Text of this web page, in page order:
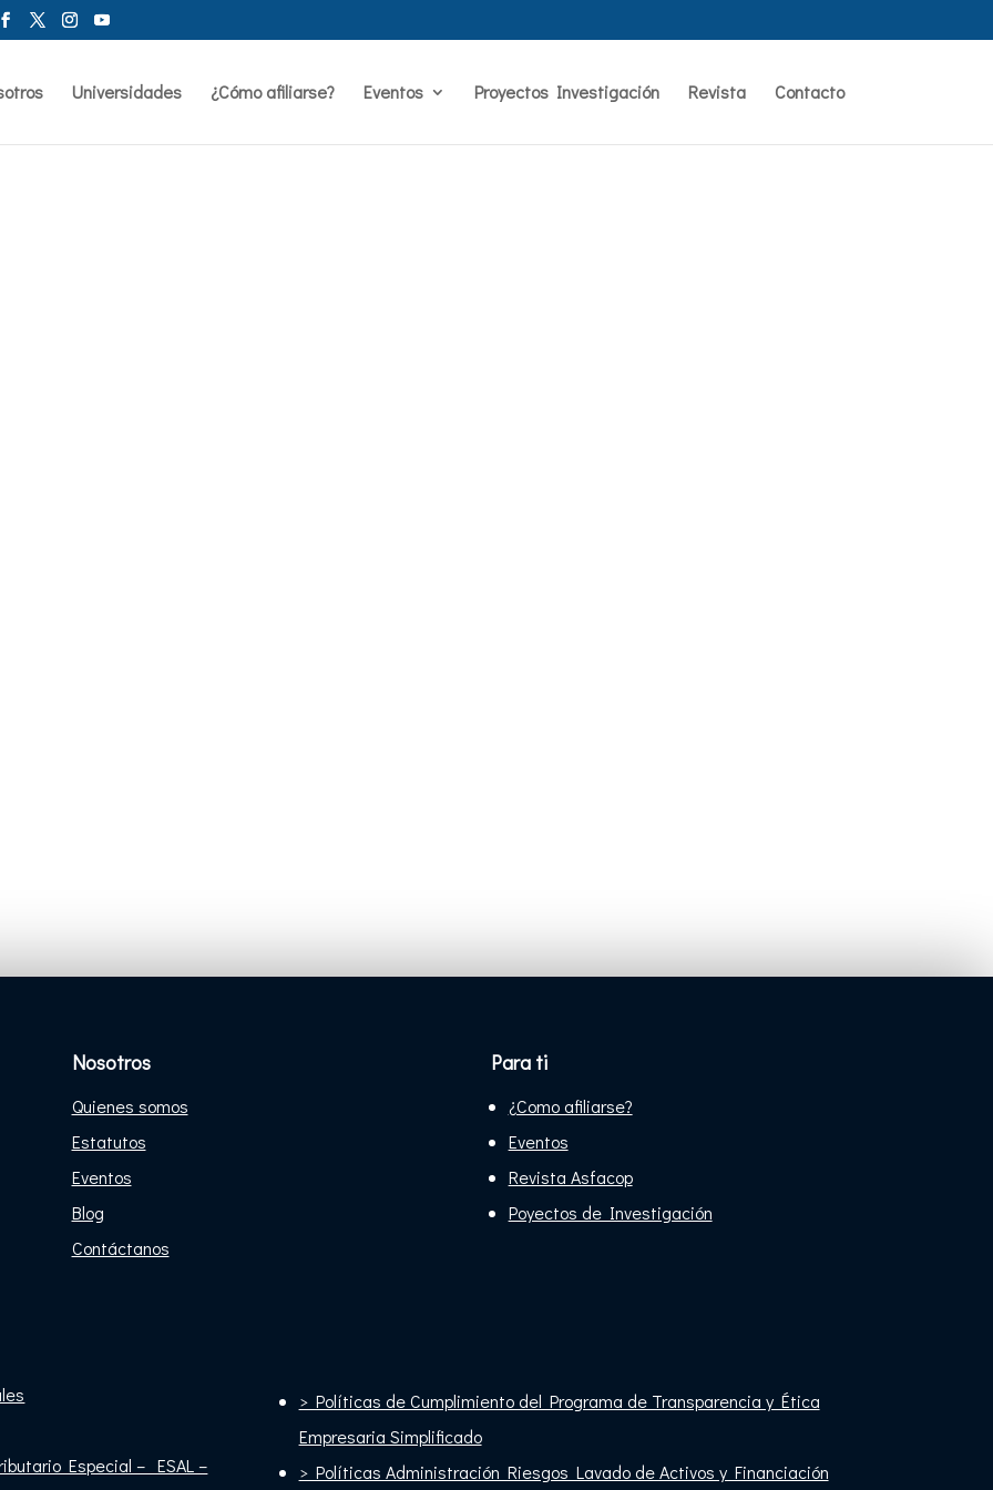
Universidades ¿Cómo afiliarse? Eventos Proyectos Investigación Revista Contacto
Nosotros
Quienes somos
Estatutos
Eventos
Blog
Contáctanos
Para ti
¿Como afiliarse?
Eventos
Revista Asfacop
Poyectos de Investigación
Especial – ESAL –
> Políticas de Cumplimiento del Programa de Transparencia y Ética
Empresaria Simplificado
> Políticas Administración Riesgos Lavado de Activos y Financiación